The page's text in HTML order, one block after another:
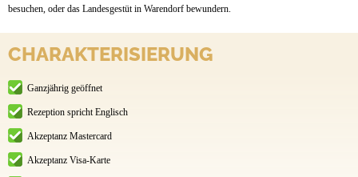
besuchen, oder das Landesgestüt in Warendorf bewundern.
CHARAKTERISIERUNG
Ganzjährig geöffnet
Rezeption spricht Englisch
Akzeptanz Mastercard
Akzeptanz Visa-Karte